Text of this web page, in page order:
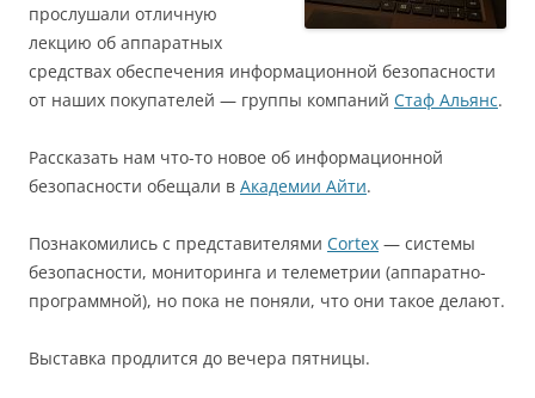
прослушали отличную
лекцию об аппаратных
средствах обеспечения информационной безопасности
от наших покупателей — группы компаний Стаф Альянс.
Рассказать нам что-то новое об информационной
безопасности обещали в Академии Айти.
Познакомились с представителями Cortex — системы
безопасности, мониторинга и телеметрии (аппаратно-
программной), но пока не поняли, что они такое делают.
Выставка продлится до вечера пятницы.